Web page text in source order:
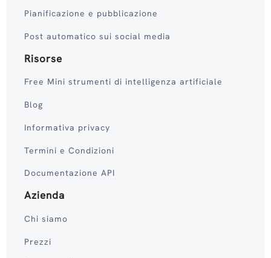
Pianificazione e pubblicazione
Post automatico sui social media
Risorse
Free Mini strumenti di intelligenza artificiale
Blog
Informativa privacy
Termini e Condizioni
Documentazione API
Azienda
Chi siamo
Prezzi